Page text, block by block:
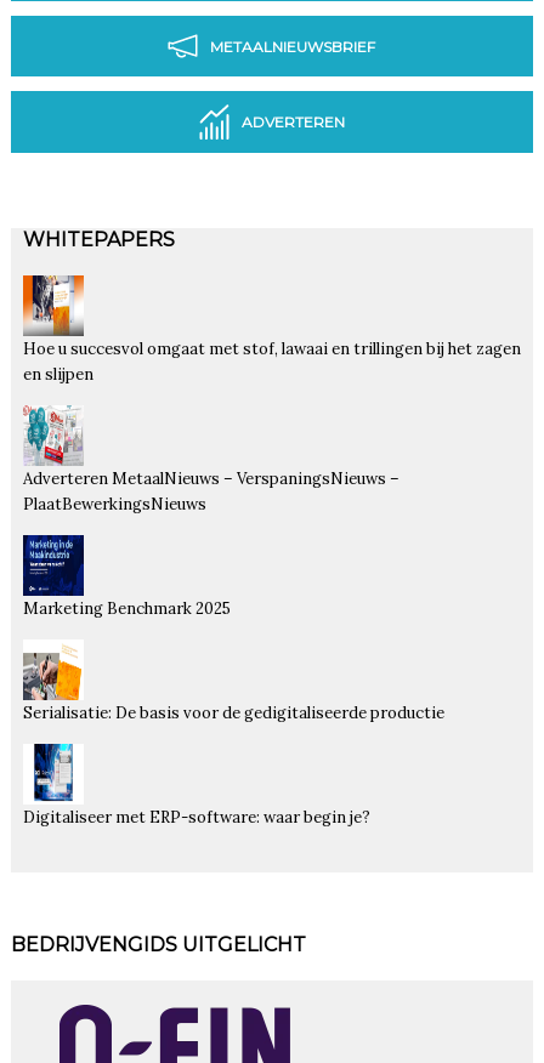
METAALNIEUWSBRIEF
ADVERTEREN
WHITEPAPERS
Hoe u succesvol omgaat met stof, lawaai en trillingen bij het zagen
en slijpen
Adverteren MetaalNieuws – VerspaningsNieuws –
PlaatBewerkingsNieuws
Marketing Benchmark 2025
Serialisatie: De basis voor de gedigitaliseerde productie
Digitaliseer met ERP-software: waar begin je?
BEDRIJVENGIDS UITGELICHT